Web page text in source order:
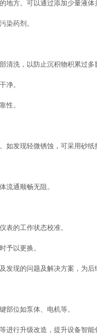
方。可以通过添加少量液体
染药剂。
洗，以防止沉积物积累过多
净。
性。
现轻微锈蚀，可采用砂纸
通顺畅无阻。
的工作状态校准。
以更换。
现的问题及解决方案，为后
位如泵体、电机等。
行升级改造，提升设备智能